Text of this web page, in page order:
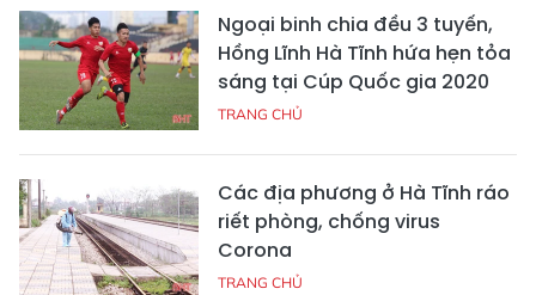
Ngoại binh chia đều 3 tuyến,
Hồng Lĩnh Hà Tĩnh hứa hẹn tỏa
sáng tại Cúp Quốc gia 2020
TRANG CHỦ
Các địa phương ở Hà Tĩnh ráo
riết phòng, chống virus
Corona
TRANG CHỦ